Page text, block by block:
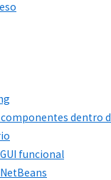
componentes dentro
funcional